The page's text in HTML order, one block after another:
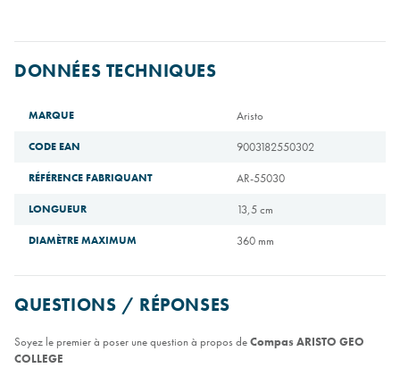
DONNÉES TECHNIQUES
MARQUE Aristo
CODE EAN 9003182550302
RÉFÉRENCE FABRIQUANT AR-55030
LONGUEUR 13,5 cm
DIAMÈTRE MAXIMUM 360 mm
QUESTIONS / RÉPONSES
Soyez le premier à poser une question à propos deCompas ARISTO GEO
COLLEGE